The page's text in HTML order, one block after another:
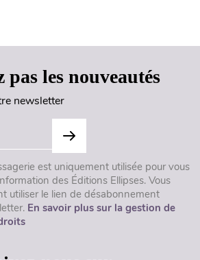
pas les nouveautés
newsletter
est uniquement utilisée pour vous
des Éditions Ellipses. Vous
utiliser le lien de désabonnement
En savoir plus sur la gestion de